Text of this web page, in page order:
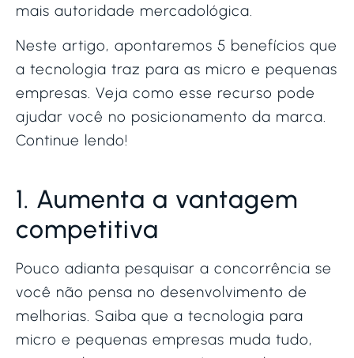
mais autoridade mercadológica.
Neste artigo, apontaremos 5 benefícios que
a tecnologia traz para as micro e pequenas
empresas. Veja como esse recurso pode
ajudar você no posicionamento da marca.
Continue lendo!
1. Aumenta a vantagem
competitiva
Pouco adianta pesquisar a concorrência se
você não pensa no desenvolvimento de
melhorias. Saiba que a tecnologia para
micro e pequenas empresas muda tudo,